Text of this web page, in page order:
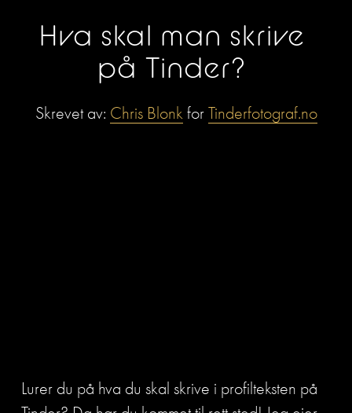
Hva skal man skrive
på Tinder?
Skrevet av: Chris Blonk for Tinderfotograf.no
Lurer du på hva du skal skrive i profilteksten på